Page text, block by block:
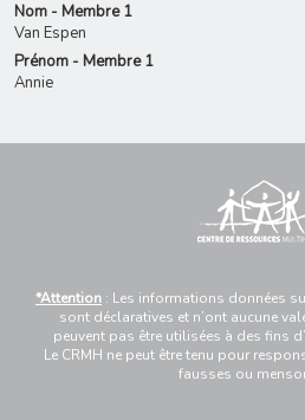
Nom - Membre 1
Van Espen
Prénom - Membre 1
Annie
*Attention : Les informations données
sont déclaratives et n’ont aucune
peuvent pas être utilisées à des fins
Le CRMH ne peut être tenu pour
fausses ou